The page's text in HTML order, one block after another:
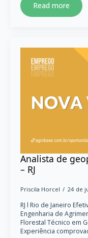
Read more
Analista de
– RJ
Priscila Horcel 24 de
RJ l Rio de Janeiro
Engenharia de
Florestal Técnico em
Experiência